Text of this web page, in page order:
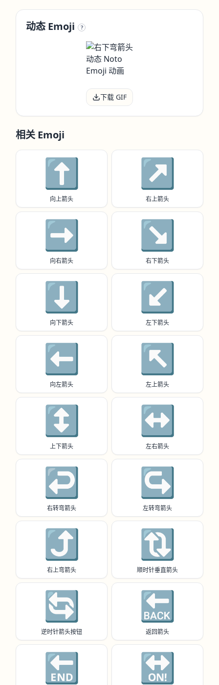
动态 Emoji ?
下载 GIF
相关 Emoji
⬆️
向上箭头
↗️
右上箭头
➡️
向右箭头
↘️
右下箭头
⬇️
向下箭头
↙️
左下箭头
⬅️
向左箭头
↖️
左上箭头
↕️
上下箭头
↔️
左右箭头
↩️
右转弯箭头
↪️
左转弯箭头
⤴️
右上弯箭头
🔃
顺时针垂直箭头
🔄
逆时针箭头按钮
🔙
返回箭头
🔚 🔛